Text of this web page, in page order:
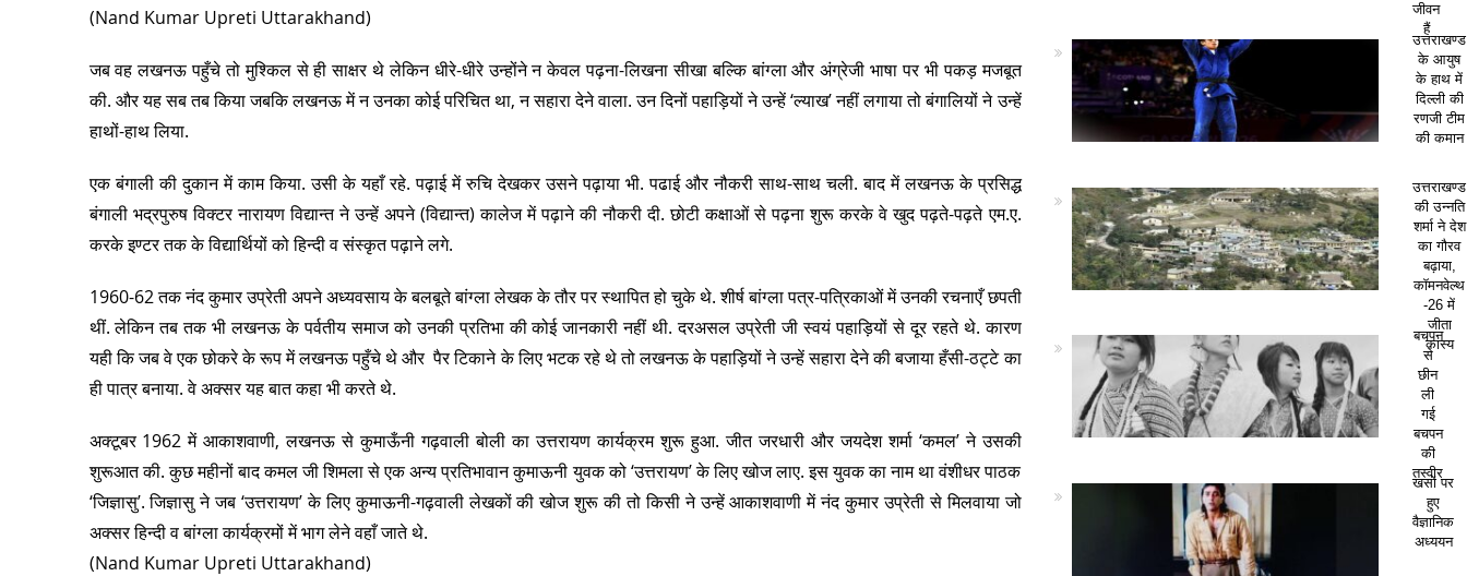
(Nand Kumar Upreti Uttarakhand)
जब वह लखनऊ पहुँचे तो मुश्किल से ही साक्षर थे लेकिन धीरे-धीरे उन्होंने न केवल पढ़ना-लिखना सीखा बल्कि बांग्ला और अंग्रेजी भाषा पर भी पकड़ मजबूत
की. और यह सब तब किया जबकि लखनऊ में न उनका कोई परिचित था, न सहारा देने वाला. उन दिनों पहाड़ियों ने उन्हें ‘ल्याख’ नहीं लगाया तो बंगालियों ने उन्हें
हाथों-हाथ लिया.
एक बंगाली की दुकान में काम किया. उसी के यहाँ रहे. पढ़ाई में रुचि देखकर उसने पढ़ाया भी. पढाई और नौकरी साथ-साथ चली. बाद में लखनऊ के प्रसिद्ध
बंगाली भद्रपुरुष विक्टर नारायण विद्यान्त ने उन्हें अपने (विद्यान्त) कालेज में पढ़ाने की नौकरी दी. छोटी कक्षाओं से पढ़ना शुरू करके वे खुद पढ़ते-पढ़ते एम.ए.
करके इण्टर तक के विद्यार्थियों को हिन्दी व संस्कृत पढ़ाने लगे.
1960-62 तक नंद कुमार उप्रेती अपने अध्यवसाय के बलबूते बांग्ला लेखक के तौर पर स्थापित हो चुके थे. शीर्ष बांग्ला पत्र-पत्रिकाओं में उनकी रचनाएँ छपती
थीं. लेकिन तब तक भी लखनऊ के पर्वतीय समाज को उनकी प्रतिभा की कोई जानकारी नहीं थी. दरअसल उप्रेती जी स्वयं पहाड़ियों से दूर रहते थे. कारण
यही कि जब वे एक छोकरे के रूप में लखनऊ पहुँचे थे और पैर टिकाने के लिए भटक रहे थे तो लखनऊ के पहाड़ियों ने उन्हें सहारा देने की बजाया हँसी-ठट्टे का
ही पात्र बनाया. वे अक्सर यह बात कहा भी करते थे.
अक्टूबर 1962 में आकाशवाणी, लखनऊ से कुमाऊँनी गढ़वाली बोली का उत्तरायण कार्यक्रम शुरू हुआ. जीत जरधारी और जयदेश शर्मा ‘कमल’ ने उसकी
शुरूआत की. कुछ महीनों बाद कमल जी शिमला से एक अन्य प्रतिभावान कुमाऊनी युवक को ‘उत्तरायण’ के लिए खोज लाए. इस युवक का नाम था वंशीधर पाठक
‘जिज्ञासु’. जिज्ञासु ने जब ‘उत्तरायण’ के लिए कुमाऊनी-गढ़वाली लेखकों की खोज शुरू की तो किसी ने उन्हें आकाशवाणी में नंद कुमार उप्रेती से मिलवाया जो
अक्सर हिन्दी व बांग्ला कार्यक्रमों में भाग लेने वहाँ जाते थे.
(Nand Kumar Upreti Uttarakhand)
जीवन
हैं
उत्तराखण्ड
के आयुष
के हाथ में
दिल्ली की
रणजी टीम
की कमान
उत्तराखण्ड
की उन्नति
शर्मा ने देश
का गौरव
बढ़ाया,
कॉमनवेल्थ
-26 में
जीता
कांस्य
बचपन
से
छीन
ली
गई
बचपन
की
तस्वीर
खसों पर
हुए
वैज्ञानिक
अध्ययन